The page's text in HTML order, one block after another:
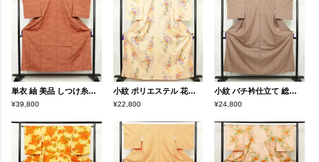
単衣 紬 美品 しつけ糸付き バチ衿仕立て 正絹 縞柄・線柄 単衣仕立て 身丈154.5cm 裄丈64.5cm リサイクル着物 着物 橙
¥39,800
小紋 ポリエステル 花柄 袷仕立て 身丈163cm 裄丈63.5cm リサイクル着物 着物 橙
¥22,800
小紋 バチ衿仕立て 総柄 正絹 麻の葉柄 袷仕立て 身丈151.5cm 裄丈63cm リサイクル着物 着物 茶
¥24,800